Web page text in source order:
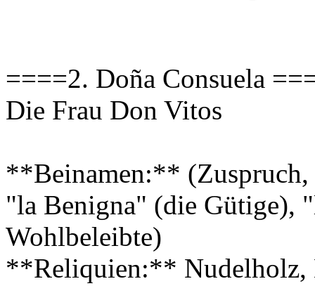
====2. Doña Consuela
Die Frau Don Vitos
**Beinamen:**
"la Benigna" (die Gütige),
Wohlbeleibte)
**Reliquien:** Nudelholz,